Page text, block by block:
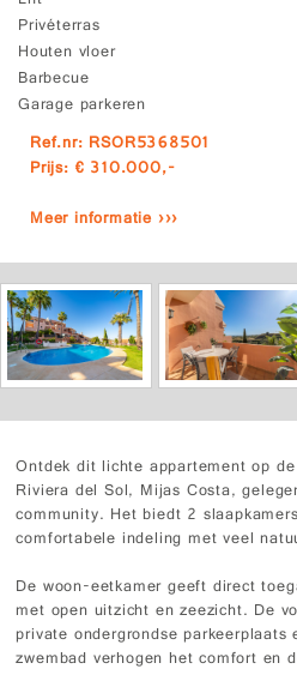
Privéterras
Houten vloer
Barbecue
Garage parkeren
Ref.nr: RSOR5368501
Prijs: € 310.000,-
Meer informatie ›››
Ontdek dit lichte appartement op
Riviera del Sol, Mijas Costa,
community. Het biedt 2
comfortabele indeling met veel
De woon-eetkamer geeft direct
met open uitzicht en zeezicht. De
private ondergrondse
zwembad verhogen het comfort en